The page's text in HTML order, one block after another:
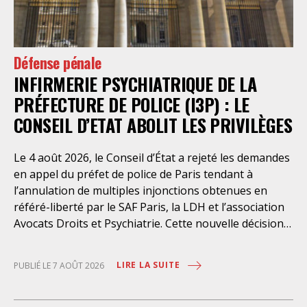
Défense pénale
INFIRMERIE PSYCHIATRIQUE DE LA
PRÉFECTURE DE POLICE (I3P) : LE
CONSEIL D’ETAT ABOLIT LES PRIVILÈGES
Le 4 août 2026, le Conseil d’État a rejeté les demandes
en appel du préfet de police de Paris tendant à
l’annulation de multiples injonctions obtenues en
référé-liberté par le SAF Paris, la LDH et l’association
Avocats Droits et Psychiatrie. Cette nouvelle décision
personnes retenues à l’infirmerie psychiatrique de la
préfecture de police de Paris. Près d’ici mais loin des
PUBLIÉ LE 7 AOÛT 2026 LIRE LA SUITE